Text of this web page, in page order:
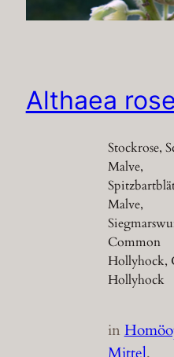
Althaea
Stockrose,
Malve,
Malve,
Common
Hollyhock,
Hollyhock
in